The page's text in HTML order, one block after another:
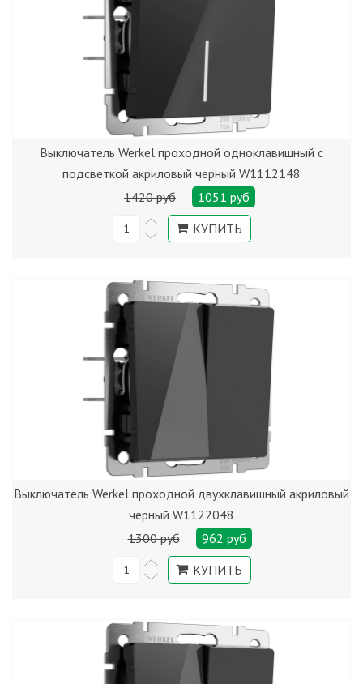
Выключатель Werkel проходной одноклавишный с
подсветкой акриловый черный W1112148
1420 руб
1051 руб
Выключатель Werkel проходной двухклавишный акриловый
черный W1122048
1300 руб
962 руб